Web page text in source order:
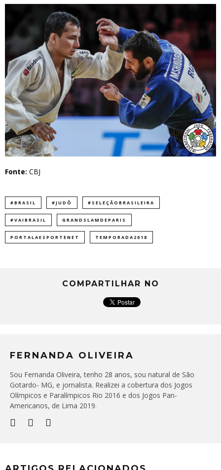
Fonte: CBJ
#BRASIL #JUDÔ #SELEÇÃOBRASILEIRA
#VAIBRASIL GRANDSLAMDEPARIS
PORTALAESPORTENET TEMPORADA2018
COMPARTILHAR NO
FERNANDA OLIVEIRA
Sou Fernanda Oliveira, tenho 28 anos, sou natural de São
Gotardo- MG, e jornalista. Realizei a cobertura dos Jogos
Olímpicos e Paralímpicos Rio 2016 e dos Jogos Pan-
Americanos, de Lima 2019.